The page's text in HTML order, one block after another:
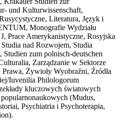
und Kulturwissenschaft,
Literatura, Język i
Monografie Wydziału
Prace Amerykanistyczne, Rosyjska
nad Rozwojem, Studia
Studien zum polnisch-deutschen
Zarządzanie w Sektorze
Żywioły Wyobraźni, Źródła
Iuvenilia Philologorum
kluczowych światowych
(Mudus,
Psychiatria i Psychoterapia,